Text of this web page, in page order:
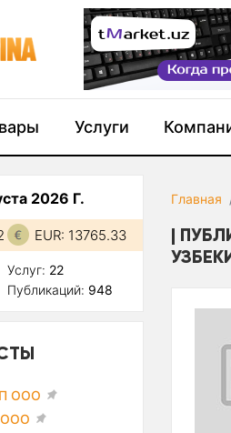
Услуги
Главная
2026 Г.
EUR: 13765.33
Услуг: 22
Публикаций: 948
ООО
ООО